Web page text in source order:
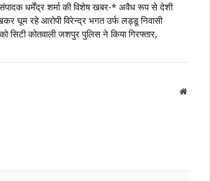
धर्मेंद्र शर्मा की विशेष खबर-* अवैध रूप से देशी
घूम रहे आरोपी विरेन्द्र भगत उर्फ लड्डू निवासी
सिटी कोतवाली जशपुर पुलिस ने किया गिरफ्तार,
Website